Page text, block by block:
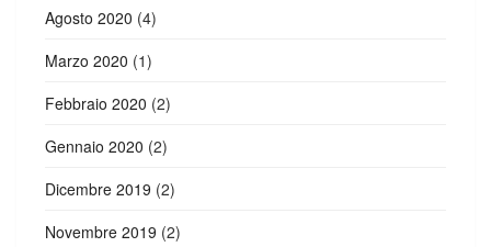
Agosto 2020 (4)
Marzo 2020 (1)
Febbraio 2020 (2)
Gennaio 2020 (2)
Dicembre 2019 (2)
Novembre 2019 (2)